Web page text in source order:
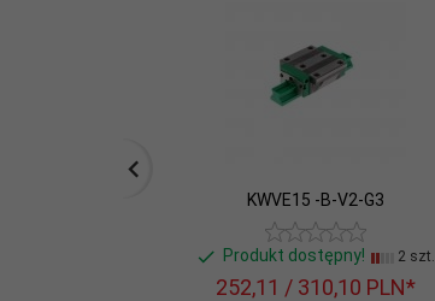
KWVE15 -B-V2-G3
Produkt dostępny! 2 szt.
252,11 / 310,10 PLN*